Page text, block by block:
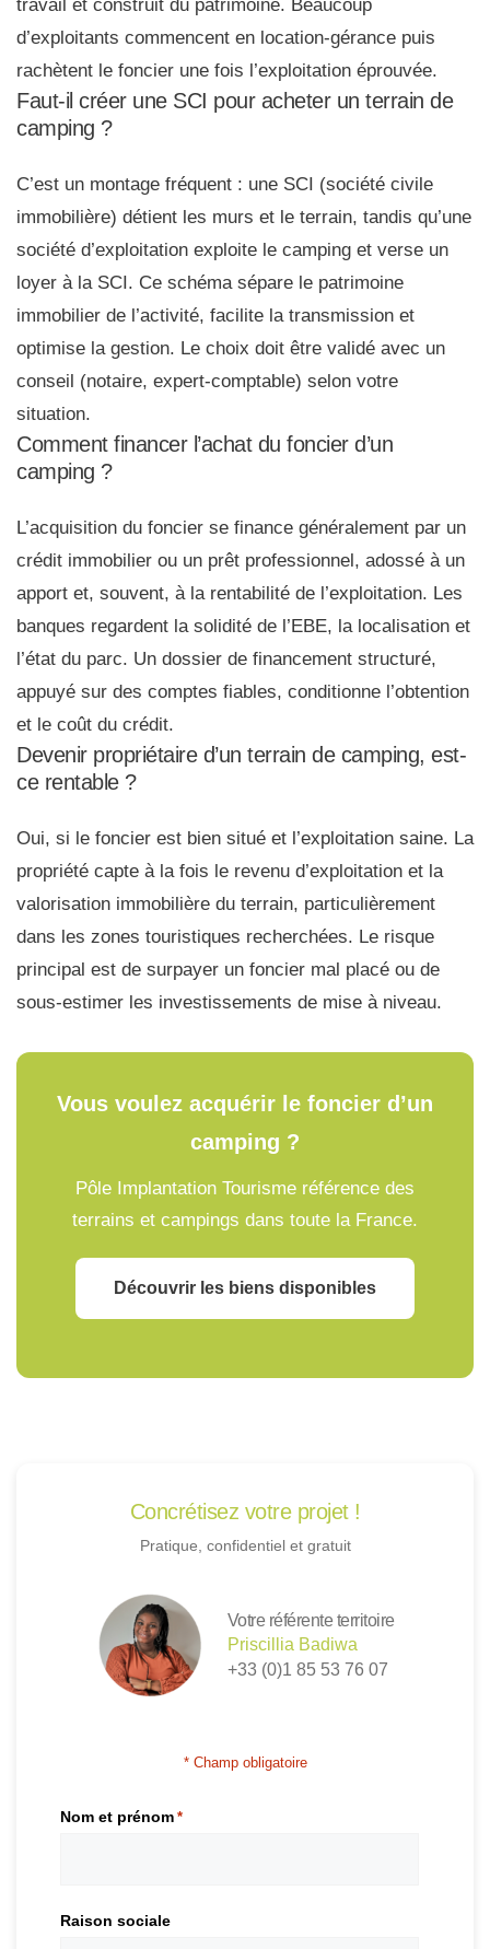
travail et construit du patrimoine. Beaucoup
d’exploitants commencent en location-gérance puis
rachètent le foncier une fois l’exploitation éprouvée.
Faut-il créer une SCI pour acheter un terrain de
camping ?
C’est un montage fréquent : une SCI (société civile
immobilière) détient les murs et le terrain, tandis qu’une
société d’exploitation exploite le camping et verse un
loyer à la SCI. Ce schéma sépare le patrimoine
immobilier de l’activité, facilite la transmission et
optimise la gestion. Le choix doit être validé avec un
conseil (notaire, expert-comptable) selon votre
situation.
Comment financer l’achat du foncier d’un
camping ?
L’acquisition du foncier se finance généralement par un
crédit immobilier ou un prêt professionnel, adossé à un
apport et, souvent, à la rentabilité de l’exploitation. Les
banques regardent la solidité de l’EBE, la localisation et
l’état du parc. Un dossier de financement structuré,
appuyé sur des comptes fiables, conditionne l’obtention
et le coût du crédit.
Devenir propriétaire d’un terrain de camping, est-
ce rentable ?
Oui, si le foncier est bien situé et l’exploitation saine. La
propriété capte à la fois le revenu d’exploitation et la
valorisation immobilière du terrain, particulièrement
dans les zones touristiques recherchées. Le risque
principal est de surpayer un foncier mal placé ou de
sous-estimer les investissements de mise à niveau.
Vous voulez acquérir le foncier d’un
camping ?
Pôle Implantation Tourisme référence des
terrains et campings dans toute la France.
Découvrir les biens disponibles
Concrétisez votre projet !
Pratique, confidentiel et gratuit
Votre référente territoire
Priscillia Badiwa
+33 (0)1 85 53 76 07
* Champ obligatoire
Nom et prénom *
Raison sociale